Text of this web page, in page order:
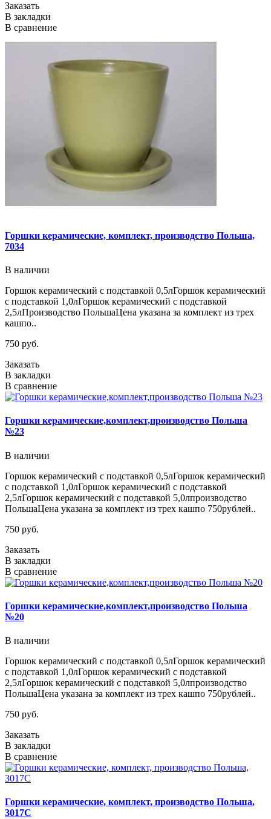
Заказать
В закладки
В сравнение
Горшки керамические, комплект, производство Польша,
7034
В наличии
Горшок керамический с подставкой 0,5лГоршок керамический
с подставкой 1,0лГоршок керамический с подставкой
2,5лПроизводство ПольшаЦена указана за комплект из трех
кашпо..
750 руб.
Заказать
В закладки
В сравнение
Горшки керамические,комплект,производство Польша
№23
В наличии
Горшок керамический с подставкой 0,5лГоршок керамический
с подставкой 1,0лГоршок керамический с подставкой
2,5лГоршок керамический с подставкой 5,0лпроизводство
ПольшаЦена указана за комплект из трех кашпо 750рублей..
750 руб.
Заказать
В закладки
В сравнение
Горшки керамические,комплект,производство Польша
№20
В наличии
Горшок керамический с подставкой 0,5лГоршок керамический
с подставкой 1,0лГоршок керамический с подставкой
2,5лГоршок керамический с подставкой 5,0лпроизводство
ПольшаЦена указана за комплект из трех кашпо 750рублей..
750 руб.
Заказать
В закладки
В сравнение
Горшки керамические, комплект, производство Польша,
3017C